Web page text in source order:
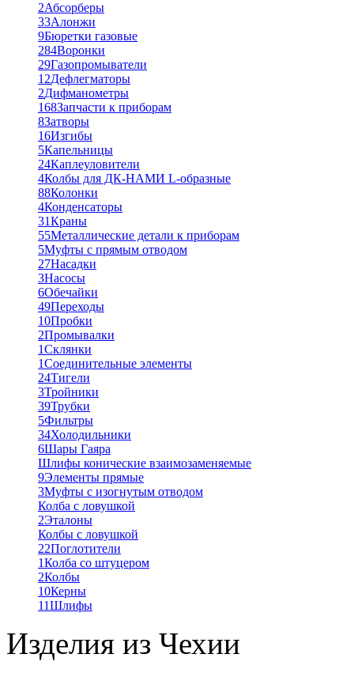
2Абсорберы
33Алонжи
9Бюретки газовые
284Воронки
29Газопромыватели
12Дефлегматоры
2Дифманометры
168Запчасти к приборам
8Затворы
16Изгибы
5Капельницы
24Каплеуловители
4Колбы для ДК-НАМИ L-образные
88Колонки
4Конденсаторы
31Краны
55Металлические детали к приборам
5Муфты с прямым отводом
27Насадки
3Насосы
6Обечайки
49Переходы
10Пробки
2Промывалки
1Склянки
1Соединительные элементы
24Тигели
3Тройники
39Трубки
5Фильтры
34Холодильники
6Шары Гаяра
Шлифы конические взаимозаменяемые
9Элементы прямые
3Муфты с изогнутым отводом
Колба с ловушкой
2Эталоны
Колбы с ловушкой
22Поглотители
1Колба со штуцером
2Колбы
10Керны
11Шлифы
Изделия из Чехии